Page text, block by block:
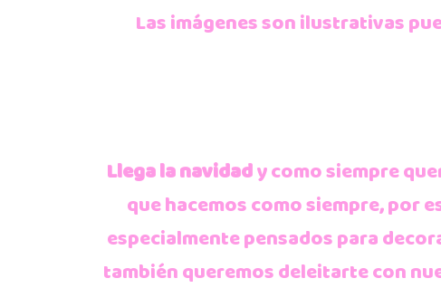
Las imágenes son ilustrativas
Llega la navidady como siempre
que hacemos como siempre, por
especialmente pensados para
también queremos deleitarte con